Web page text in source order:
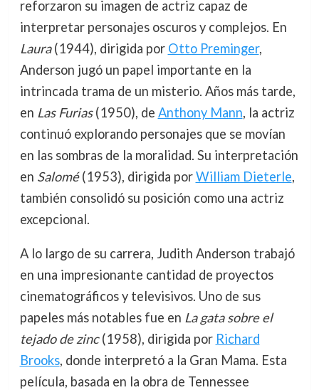
reforzaron su imagen de actriz capaz de
interpretar personajes oscuros y complejos. En
Laura(1944), dirigida por Otto Preminger,
Anderson jugó un papel importante en la
intrincada trama de un misterio. Años más tarde,
en Las Furias(1950), de Anthony Mann, la actriz
continuó explorando personajes que se movían
en las sombras de la moralidad. Su interpretación
en Salomé(1953), dirigida porWilliam Dieterle,
también consolidó su posición como una actriz
excepcional.
A lo largo de su carrera, Judith Anderson trabajó
en una impresionante cantidad de proyectos
cinematográficos y televisivos. Uno de sus
papeles más notables fue en La gata sobre el
tejado de zinc(1958), dirigida por Richard
Brooks, donde interpretó a la Gran Mama. Esta
película, basada en la obra de Tennessee